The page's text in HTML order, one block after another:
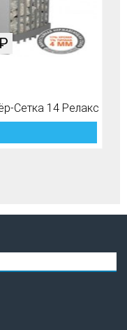
Сетка 14 Релакс